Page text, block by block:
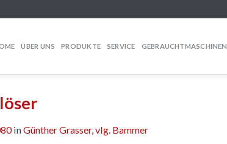
ÜBER UNS PRODUKTE SERVICE GEBRAUCHTMASCHINEN
inGünther Grasser, vlg. Bammer